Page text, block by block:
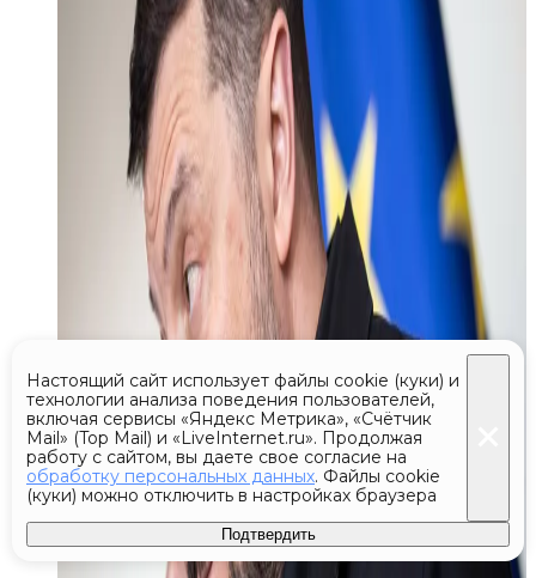
Настоящий сайт использует файлы cookie (куки) и
технологии анализа поведения пользователей,
включая сервисы «Яндекс Метрика», «Счётчик
Mail» (Top Mail) и «LiveInternet.ru». Продолжая
работу с сайтом, вы даете свое согласие на
обработку персональных данных. Файлы cookie
(куки) можно отключить в настройках браузера
Подтвердить